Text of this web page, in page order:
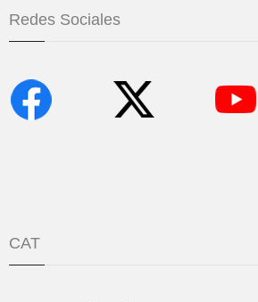
Redes Sociales
CAT